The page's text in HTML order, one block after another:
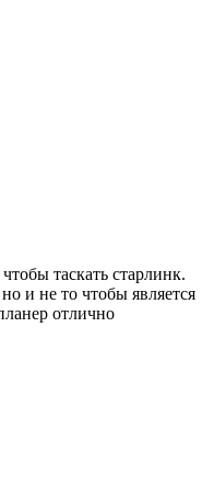
таскать старлинк.
и не то чтобы является
отлично